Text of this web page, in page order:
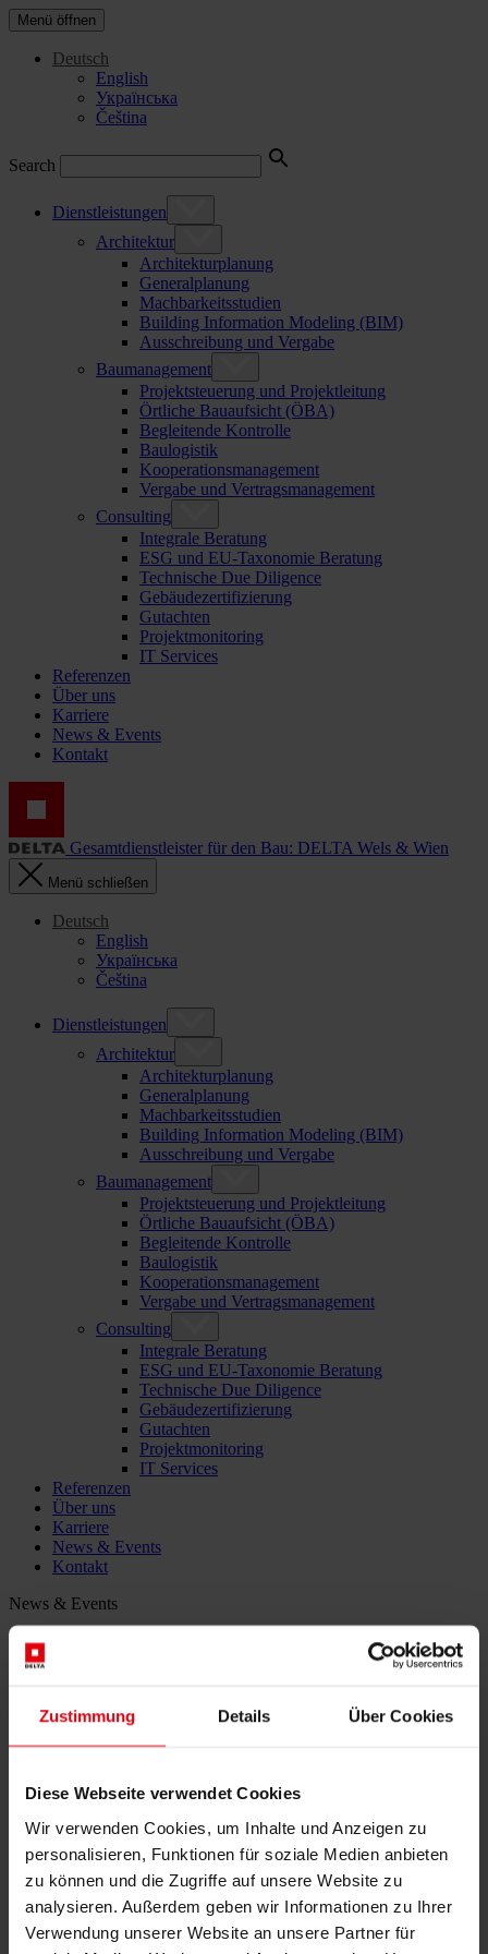
Zustimmung Details Über Cookies
Diese Webseite verwendet Cookies
Wir verwenden Cookies, um Inhalte und Anzeigen zu
personalisieren, Funktionen für soziale Medien anbieten
zu können und die Zugriffe auf unsere Website zu
analysieren. Außerdem geben wir Informationen zu Ihrer
Verwendung unserer Website an unsere Partner für
Menü öffnen
Deutsch
English
Українська
Čeština
Search
Dienstleistungen
Architektur
Architekturplanung
Generalplanung
Machbarkeitsstudien
Building Information Modeling (BIM)
Ausschreibung und Vergabe
Baumanagement
Projektsteuerung und Projektleitung
Örtliche Bauaufsicht (ÖBA)
Begleitende Kontrolle
Baulogistik
Kooperationsmanagement
Vergabe und Vertragsmanagement
Consulting
Integrale Beratung
ESG und EU-Taxonomie Beratung
Technische Due Diligence
Gebäudezertifizierung
Gutachten
Projektmonitoring
IT Services
Referenzen
Über uns
Karriere
News & Events
Kontakt
Gesamtdienstleister für den Bau: DELTA Wels & Wien
Menü schließen
Deutsch
English
Українська
Čeština
Dienstleistungen
Architektur
Architekturplanung
Generalplanung
Machbarkeitsstudien
Building Information Modeling (BIM)
Ausschreibung und Vergabe
Baumanagement
Projektsteuerung und Projektleitung
Örtliche Bauaufsicht (ÖBA)
Begleitende Kontrolle
Baulogistik
Kooperationsmanagement
Vergabe und Vertragsmanagement
Consulting
Integrale Beratung
ESG und EU-Taxonomie Beratung
Technische Due Diligence
Gebäudezertifizierung
Gutachten
Projektmonitoring
IT Services
Referenzen
Über uns
Karriere
News & Events
Kontakt
News & Events
Vom Industrieareal zum
Impulsgeber: DELTA und
Chris Müller gestalten die
Zukunft von Brownfields
14. August 2025
In einer Zeit, in der Raum und Ressourcen zunehmend
knapper werden, setzt die DELTA Gruppe gemeinsam mit
Chris Müller ein kraftvolles Zeichen: